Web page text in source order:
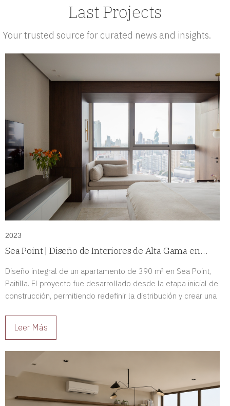
Last Projects
Your trusted source for curated news and insights.
2023
Sea Point | Diseño de Interiores de Alta Gama en
Diseño integral de un apartamento de 390 m² en Sea Point,
Paitilla. El proyecto fue desarrollado desde la etapa inicial de
construcción, permitiendo redefinir la distribución y crear una
Leer Más